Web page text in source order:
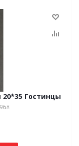
Гостинцы